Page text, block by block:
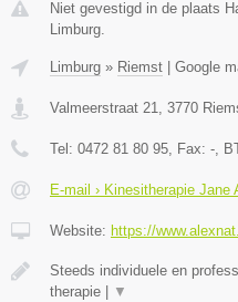
Niet gevestigd in de plaats
Limburg.
Limburg » Riemst Google
Valmeerstraat 21 3770
Tel: 0472 81 80 95 , Fax: - ,
E-mail › Kinesitherapie Jane
Website: https://
Steeds individuele en
therapie |
▼